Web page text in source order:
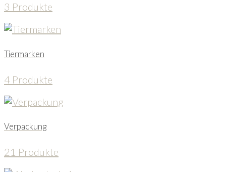
3 Produkte
Tiermarken
4 Produkte
Verpackung
21 Produkte